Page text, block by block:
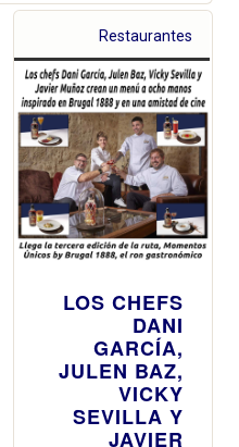
Restaurantes
LOS CHEFS
DANI
GARCÍA,
JULEN BAZ,
VICKY
SEVILLA Y
JAVIER